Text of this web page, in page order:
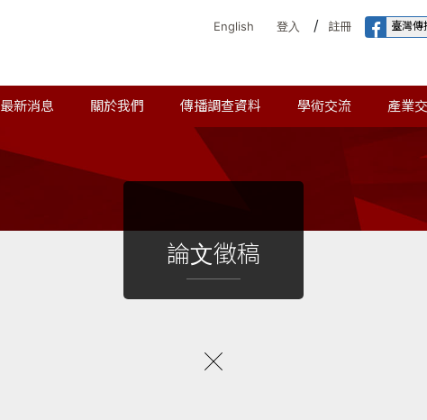
English 登入 / 註冊 臺灣傳
最新消息 關於我們 傳播調查資料 學術交流 產業
論文徵稿